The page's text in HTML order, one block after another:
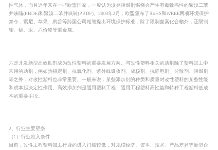
性气体，而且近年来在一些欧盟国家，一般认为溴类阻燃剂燃烧会产生有毒致癌性的聚溴二苯
并呋喃(PBDE)和聚溴二苯并呋喃(PBDF)。2003年2月，欧盟颁布了RoHS和WEEE两项环境保护
禁令，索尼、苹果、惠普等跨国公司相继提出环境保护标准，除了限制卤素化合物外，还限制
铅、镉、汞、六价铬等重金属。
六是开发新型高效助剂成为改性塑料的重要发展方向。与改性塑料相关的助剂除了塑料加工中
常用的助剂，例如热稳定剂、抗氧化剂、紫外线吸收剂、成核剂、抗静电剂、分散剂、阻燃剂
等之外，对改性塑料也非常重要。一般来说，某些添加剂的种类和质量对改性塑料的某些性能
和成本起决定性作用。高效添加剂是通用塑料工程、通用工程塑料高性能和特种工程塑料低成
本的重要手段。
2、行业主要壁垒
（1）行业准入条件
目前，改性工程塑料加工行业的进入门槛较低，对规模经济、资本、技术、产品差异等新型企